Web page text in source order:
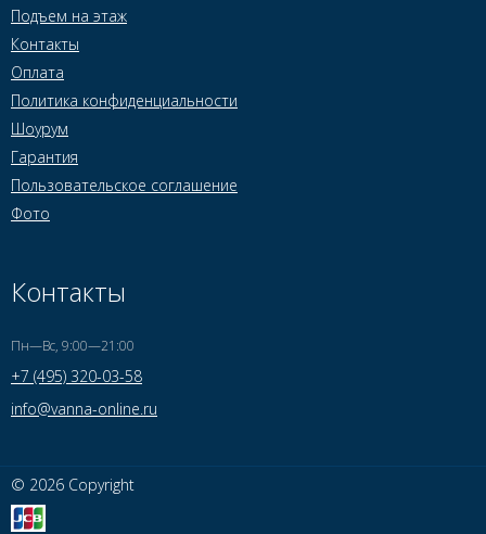
Подъем на этаж
Контакты
Оплата
Политика конфиденциальности
Шоурум
Гарантия
Пользовательское соглашение
Фото
Контакты
Пн—Вс, 9:00—21:00
+7 (495) 320-03-58
info@vanna-online.ru
© 2026 Copyright